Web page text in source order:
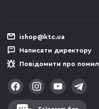
ishop@ktc.ua
Написати директору
Повідомити про